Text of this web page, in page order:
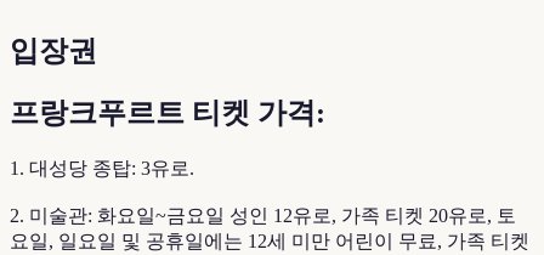
입장권
프랑크푸르트 티켓 가격:
1. 대성당 종탑: 3유로.
2. 미술관: 화요일~금요일 성인 12유로, 가족 티켓 20유로, 토
요일, 일요일 및 공휴일에는 12세 미만 어린이 무료, 가족 티켓